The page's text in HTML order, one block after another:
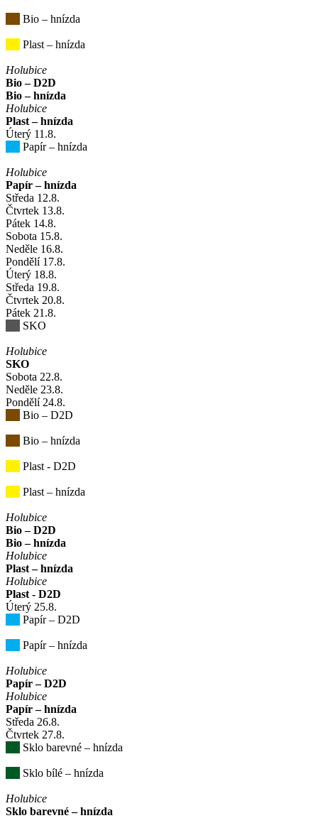
Bio – hnízda
Plast – hnízda
Holubice
Bio – D2D
Bio – hnízda
Holubice
Plast – hnízda
Úterý 11 .8.
Papír – hnízda
Holubice
Papír – hnízda
Středa 12.8.
Čtvrtek 13.8.
Pátek 14.8.
Sobota 15.8.
Neděle 16.8.
Pondělí 17.8.
Úterý 18.8.
Středa 19.8.
Čtvrtek 20.8.
Pátek 21 .8.
SKO
Holubice
SKO
Sobota 22.8.
Neděle 23.8.
Pondělí 24.8.
Bio – D2D
Bio – hnízda
Plast - D2D
Plast – hnízda
Holubice
Bio – D2D
Bio – hnízda
Holubice
Plast – hnízda
Holubice
Plast - D2D
Úterý 25.8.
Papír – D2D
Papír – hnízda
Holubice
Papír – D2D
Holubice
Papír – hnízda
Středa 26.8.
Čtvrtek 27.8.
Sklo barevné – hnízda
Sklo bílé – hnízda
Holubice
Sklo barevné – hnízda